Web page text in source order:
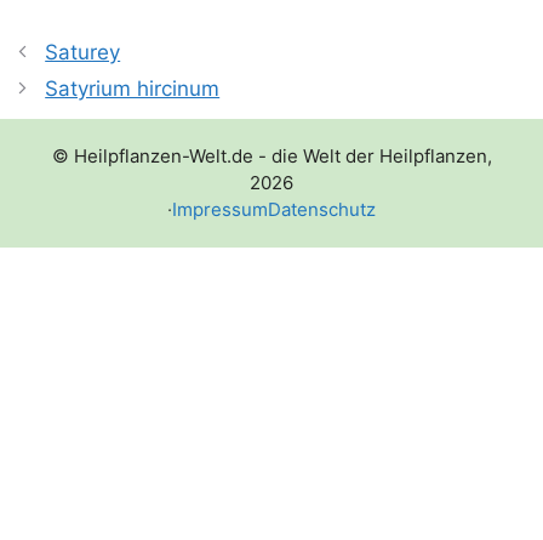
Saturey
Satyrium hircinum
© Heilpflanzen-Welt.de - die Welt der Heilpflanzen,
2026
·ImpressumDatenschutz